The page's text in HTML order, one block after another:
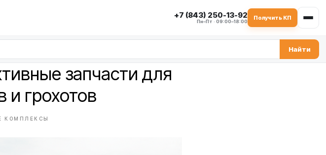
+7 (843) 250-13-92
Пн–Пт · 09:00–18:00
Получить КП
Найти
запчасти для
и грохотов
КОМПЛЕКСЫ